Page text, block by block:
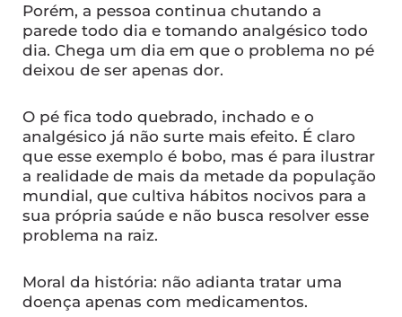
Porém, a pessoa continua chutando a
parede todo dia e tomando analgésico todo
dia. Chega um dia em que o problema no pé
deixou de ser apenas dor.
O pé fica todo quebrado, inchado e o
analgésico já não surte mais efeito. É claro
que esse exemplo é bobo, mas é para ilustrar
a realidade de mais da metade da população
mundial, que cultiva hábitos nocivos para a
sua própria saúde e não busca resolver esse
problema na raiz.
Moral da história: não adianta tratar uma
doença apenas com medicamentos.